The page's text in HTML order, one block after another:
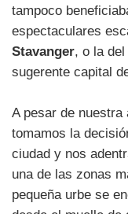
tampoco
espectaculares
Stavanger, o la
sugerente capital
A pesar de
tomamos la
ciudad y nos
una de las zonas
pequeña urbe se